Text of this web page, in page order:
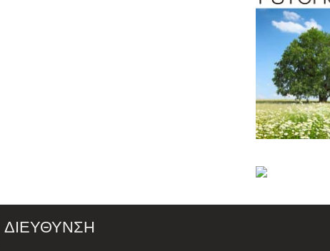
ΔΙΕΥΘΥΝΣΗ